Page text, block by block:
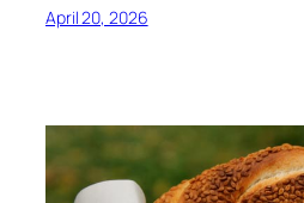
April 20, 2026